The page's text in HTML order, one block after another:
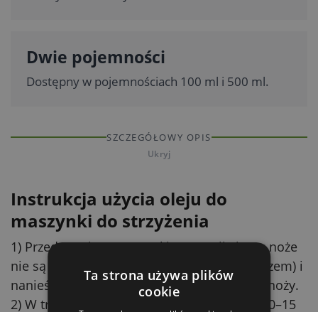
Dwie pojemności
Dostępny w pojemnościach 100 ml i 500 ml.
SZCZEGÓŁOWY OPIS
Ukryj
Instrukcja użycia oleju do
maszynki do strzyżenia
1) Przed użyciem maszynki: Upewnij się, że noże
nie są zabrudzone (resztkami wełny lub kurzem) i
nanieś 2–3 krople oleju na ruchome części noży.
2) W trakcie strzyżenia: Regularnie (np. co 10–15
Ta strona używa plików
cookie